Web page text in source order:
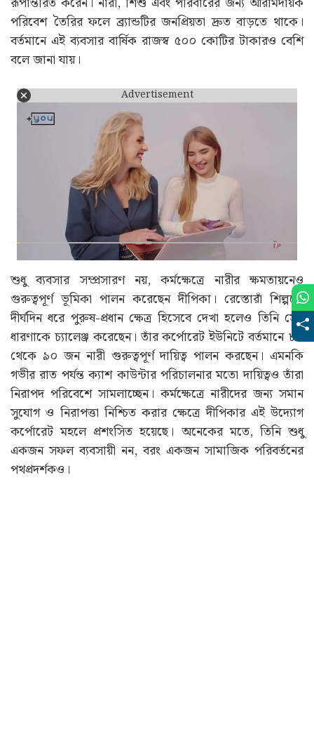
ধারা অনুসরণ করেননি, বরং ব্র্যান্ডটির ভাবমূর্তিতেই আমূল
পরিবর্তন আনেন। আগে বিরিয়ানির দোকানগুলিকে সাধারণত
পুরুষদের আড্ডাস্থল বা শুধুমাত্র পার্সেল কাউন্টার হিসেবে দেখা
দীপিকার উদ্যোগে সেই ধারণা বদলে যায়। তিনি থালাপ্পাকাট্টিকে
একটি নিরাপদ, পরিচ্ছন্ন এবং পরিবার-বান্ধব রেস্তোরাঁ চেইনে
রূপান্তরিত করেন। নারী, শিশু এবং পরিবারের জন্য আরামদায়ক
পরিবেশ তৈরির ফলে ব্র্যান্ডটির জনপ্রিয়তা দ্রুত বাড়তে থাকে।
বর্তমানে এই ব্যবসার বার্ষিক রাজস্ব ৫০০ কোটির টাকারও বেশি
বলে জানা যায়।
Advertisement
শুধু ব্যবসার সম্প্রসারণ নয়, কর্মক্ষেত্রে নারীর ক্ষমতায়নেও
গুরুত্বপূর্ণ ভূমিকা পালন করেছেন দীপিকা। রেস্তোরাঁ শিল্পকে
দীর্ঘদিন ধরে পুরুষ-প্রধান ক্ষেত্র হিসেবে দেখা হলেও তিনি সেই
ধারণাকে চ্যালেঞ্জ করেছেন। তাঁর কর্পোরেট ইউনিটে বর্তমানে ৮০